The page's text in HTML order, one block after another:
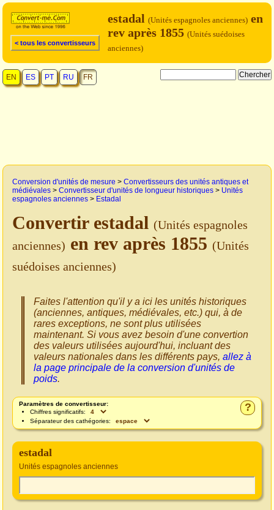
< tous les convertisseurs
estadal (Unités espagnoles anciennes) en
rev après 1855 (Unités suédoises
anciennes)
EN ES PT RU FR
Conversion d'unités de mesure > Convertisseurs des unités antiques et
médiévales > Convertisseur d'unités de longueur historiques > Unités
espagnoles anciennes > Estadal
Convertir estadal (Unités espagnoles
anciennes) en rev après 1855 (Unités
suédoises anciennes)
Faites l'attention qu'il y a ici les unités historiques
(anciennes, antiques, médiévales, etc.) qui, à de
rares exceptions, ne sont plus utilisées
maintenant. Si vous avez besoin d'une convertion
des valeurs utilisées aujourd'hui, incluant des
valeurs nationales dans les différents pays, allez à
la page principale de la conversion d'unités de
poids.
?
Paramètres de convertisseur:
Chiffres significatifs:
Séparateur des cathégories:
estadal
Unités espagnoles anciennes